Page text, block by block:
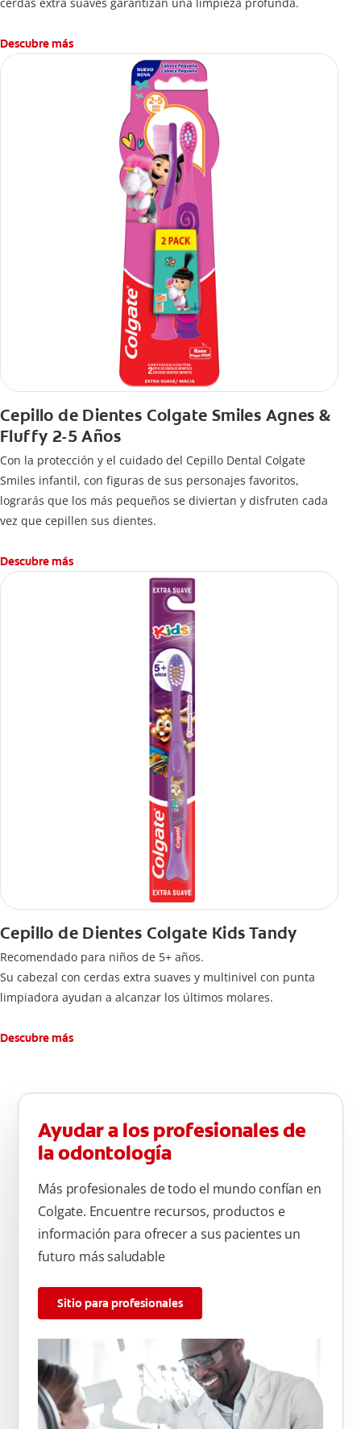
cerdas extra suaves garantizan una limpieza profunda.
Descubre más
Cepillo de Dientes Colgate Smiles Agnes &
Fluffy 2-5 Años
Con la protección y el cuidado del Cepillo Dental Colgate
Smiles infantil, con figuras de sus personajes favoritos,
lograrás que los más pequeños se diviertan y disfruten cada
vez que cepillen sus dientes.
Descubre más
Cepillo de Dientes Colgate Kids Tandy
Recomendado para niños de 5+ años.
Su cabezal con cerdas extra suaves y multinivel con punta
limpiadora ayudan a alcanzar los últimos molares.
Descubre más
Ayudar a los profesionales de
la odontología
Más profesionales de todo el mundo confían en
Colgate. Encuentre recursos, productos e
información para ofrecer a sus pacientes un
futuro más saludable
Sitio para profesionales